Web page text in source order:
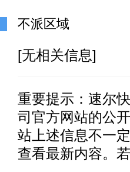
不派区域
[无相关信息]
重要提示： 速尔
司官方网站的公
站上述信息不一
查看最新内容。